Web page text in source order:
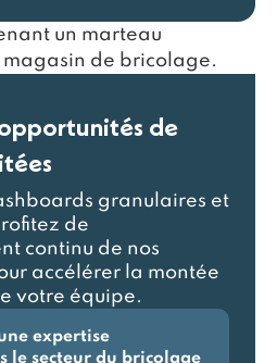
de
granulaires et
de
continu de nos
accélérer la montée
votre équipe.
expertise
le secteur du bricolage